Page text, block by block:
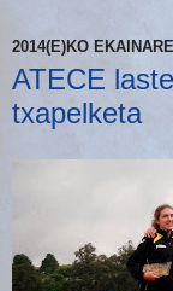
2014(E)KO
ATECE
txapelketa